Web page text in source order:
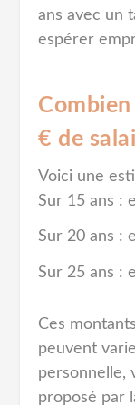
ans avec un
espérer
€ de
Voici une
Sur 15 ans :
Sur 20 ans :
Sur 25 ans :
Ces
peuvent
personnelle,
proposé par